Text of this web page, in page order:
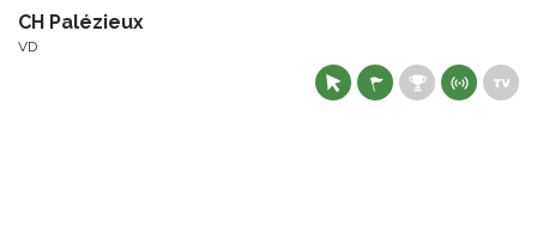
CH Palézieux
VD